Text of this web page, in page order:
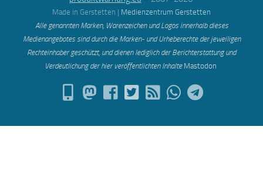
Made in Gerstetten | Medienzentrum Gerstetten
Alle genannten Marken, Warenzeichen und Logos innerhalb dieses
Medienangebotes sind durch die Marken- und Urheberechte der jeweiligen
Rechteinhaber geschützt, und dienen lediglich der Berichterstattung und
Verdeutlichung der hier veröffentlichten Inhalte Mastodon